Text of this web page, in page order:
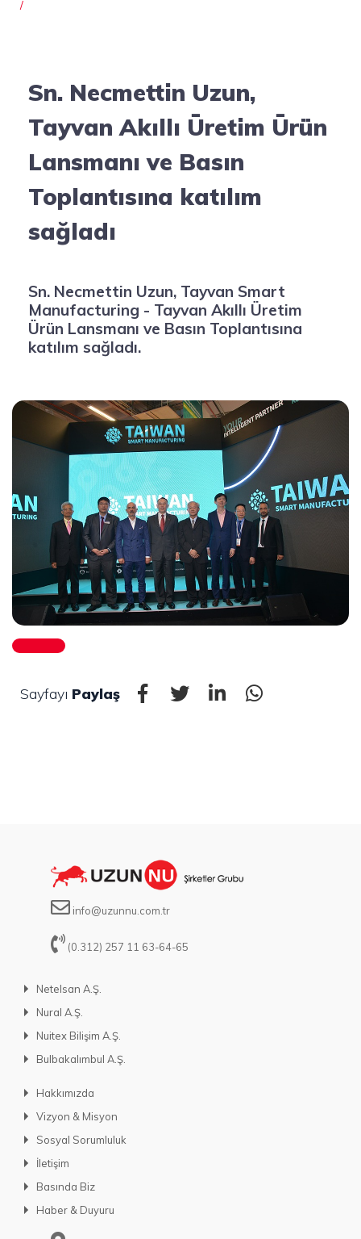
Sn. Necmettin Uzun,
Tayvan Akıllı Üretim Ürün
Lansmanı ve Basın
Toplantısına katılım
sağladı
Sn. Necmettin Uzun, Tayvan Smart
Manufacturing - Tayvan Akıllı Üretim
Ürün Lansmanı ve Basın Toplantısına
katılım sağladı.
Sayfayı Paylaş
info@uzunnu.com.tr
(0.312) 257 11 63-64-65
Netelsan A.Ş.
Nural A.Ş.
Nuitex Bilişim A.Ş.
Bulbakalımbul A.Ş.
Hakkımızda
Vizyon & Misyon
Sosyal Sorumluluk
İletişim
Basında Biz
Haber & Duyuru